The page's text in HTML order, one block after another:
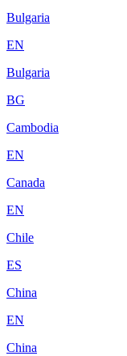
Bulgaria
EN
Bulgaria
BG
Cambodia
EN
Canada
EN
Chile
ES
China
EN
China